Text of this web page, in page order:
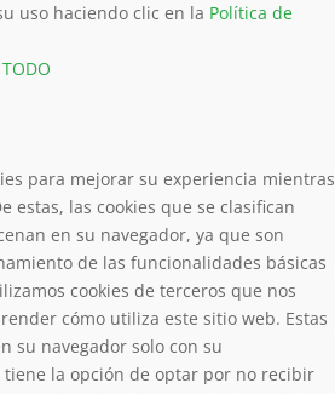
uso haciendo clic en la Política de
para mejorar su experiencia mientras
estas, las cookies que se clasifican
en su navegador, ya que son
de las funcionalidades básicas
cookies de terceros que nos
cómo utiliza este sitio web. Estas
su navegador solo con su
la opción de optar por no recibir